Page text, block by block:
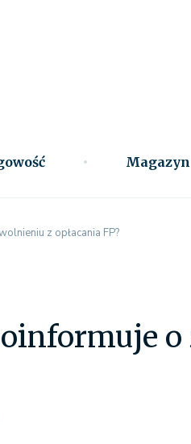
Magazyn
z opłacania FP?
o